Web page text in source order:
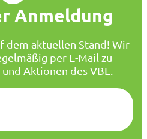
Anmeldung
dem aktuellen Stand! Wir
per E-Mail zu
Aktionen des VBE.